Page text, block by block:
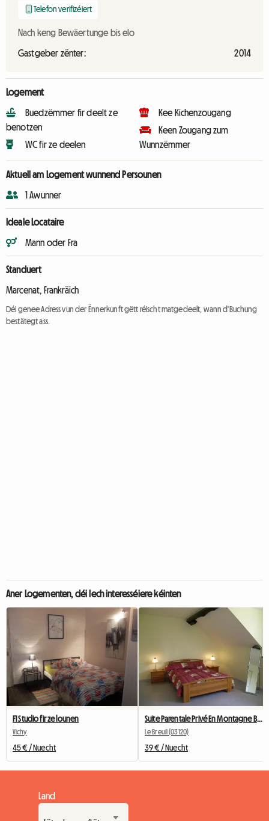
Telefon verifizéiert
Nach keng Bewäertunge bis elo
Gastgeber zënter: 2014
Logement
Buedzëmmer fir deelt ze
benotzen
WC fir ze deelen
Kee Kichenzougang
Keen Zougang zum
Wunnzëmmer
Aktuell am Logement wunnend Persounen
1 Awunner
Ideale Locataire
Mann oder Fra
Standuert
Marcenat, Frankräich
Déi genee Adress vun der Ënnerkunft gëtt réischt matgedeelt, wann d'Buchung
bestätegt ass.
Aner Logementen, déi Iech interesséiere kéinten
F1 Studio fir ze lounen
Vichy
45 € / Nuecht
Suite Parentale Privé En Montagne Bourbonnaise
Le Breuil (03120)
39 € / Nuecht
Land